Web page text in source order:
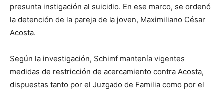
presunta instigación al suicidio. En ese marco, se ordenó
la detención de la pareja de la joven, Maximiliano César
Acosta.
Según la investigación, Schimf mantenía vigentes
medidas de restricción de acercamiento contra Acosta,
dispuestas tanto por el Juzgado de Familia como por el